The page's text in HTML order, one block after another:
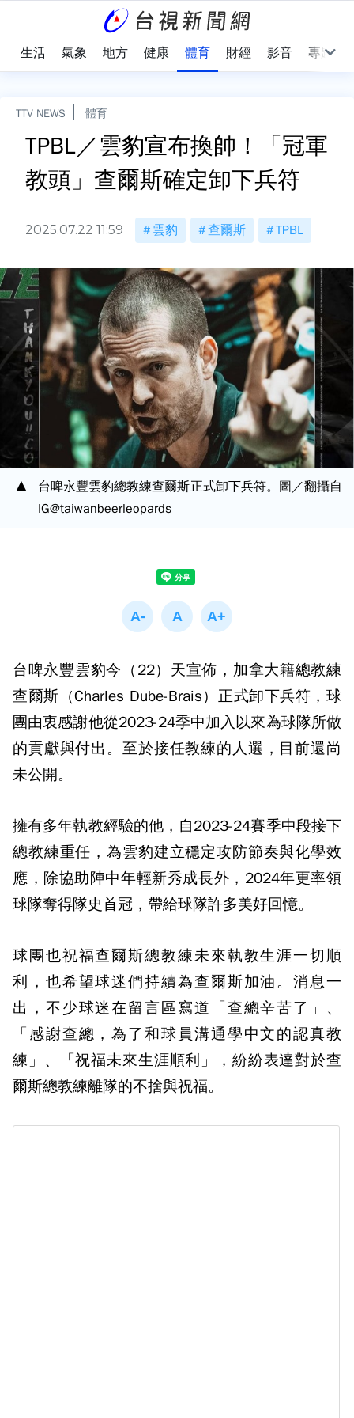
生活 氣象 地方 健康 體育 財經 影音 專題
TTV NEWS 體育
TPBL／雲豹宣布換帥！「冠軍
教頭」查爾斯確定卸下兵符
2025.07.22 11:59 雲豹 查爾斯 TPBL
台啤永豐雲豹總教練查爾斯正式卸下兵符。圖／翻攝自
IG@taiwanbeerleopards
台啤永豐雲豹今（22）天宣佈，加拿大籍總教練
查爾斯（Charles Dube-Brais）正式卸下兵符，球
團由衷感謝他從2023-24季中加入以來為球隊所做
的貢獻與付出。至於接任教練的人選，目前還尚
未公開。
擁有多年執教經驗的他，自2023-24賽季中段接下
總教練重任，為雲豹建立穩定攻防節奏與化學效
應，除協助陣中年輕新秀成長外，2024年更率領
球隊奪得隊史首冠，帶給球隊許多美好回憶。
球團也祝福查爾斯總教練未來執教生涯一切順
利，也希望球迷們持續為查爾斯加油。消息一
出，不少球迷在留言區寫道「查總辛苦了」、
「感謝查總，為了和球員溝通學中文的認真教
練」、「祝福未來生涯順利」，紛紛表達對於查
爾斯總教練離隊的不捨與祝福。